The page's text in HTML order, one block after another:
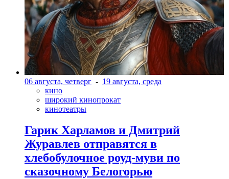
06 августа, четверг - 19 августа, среда
кино
широкий кинопрокат
кинотеатры
Гарик Харламов и Дмитрий
Журавлев отправятся в
хлебобулочное роуд-муви по
сказочному Белогорью